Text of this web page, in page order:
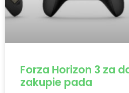
Forza Horizon 3 za
zakupie pada